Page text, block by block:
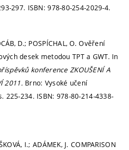
297. ISBN: 978-80-254-2029-4.
D.; POSPÍCHAL, O. Ověření
desek metodou TPT a GWT. In
konference ZKOUŠENÍ A
2011. Brno: Vysoké učení
225-234. ISBN: 978-80-214-4338-
I.; ADÁMEK, J. COMPARISON